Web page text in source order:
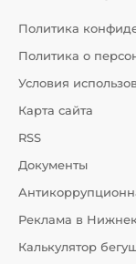
Политика
Политика о
Условия
Карта сайта
RSS
Документы
Реклама в
Калькулятор